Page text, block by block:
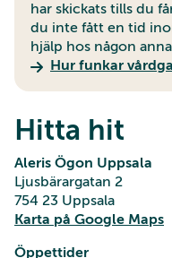
har skickats tills du
du inte fått en tid
hjälp hos någon
Hur funkar
Hitta hit
Aleris Ögon Uppsala
Ljusbärargatan 2
754 23 Uppsala
Karta på Google Maps
Öppettider